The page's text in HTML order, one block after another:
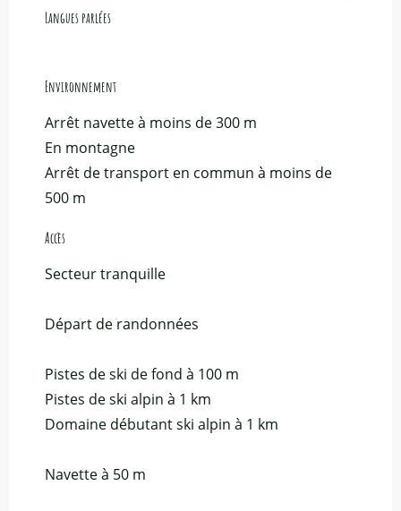
Langues parlées
Langues parlées
Environnement
Environnement
Arrêt navette à moins de 300 m
En montagne
Arrêt de transport en commun à moins de
500 m
Accès
Accès
Secteur tranquille
Départ de randonnées
Pistes de ski de fond à 100 m
Pistes de ski alpin à 1 km
Domaine débutant ski alpin à 1 km
Navette à 50 m